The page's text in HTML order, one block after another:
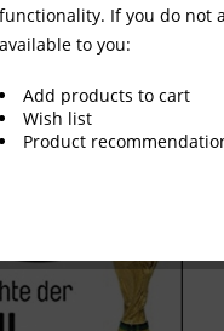
functionality. If you do not
available to you:
Add products to cart
Wish list
Product